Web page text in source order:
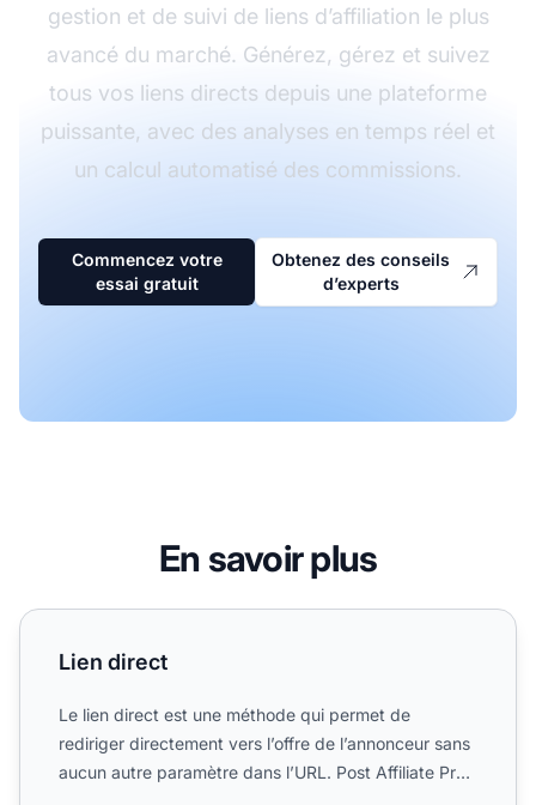
gestion et de suivi de liens d’affiliation le plus
avancé du marché. Générez, gérez et suivez
tous vos liens directs depuis une plateforme
puissante, avec des analyses en temps réel et
un calcul automatisé des commissions.
Commencez votre
essai gratuit
Obtenez des conseils
d’experts
En savoir plus
Lien direct
Lien direct
Le lien direct est une méthode qui permet de
rediriger directement vers l’offre de l’annonceur sans
aucun autre paramètre dans l’URL. Post Affiliate Pro